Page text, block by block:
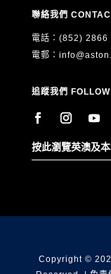
聯絡我們
電話：(852) 2866
電郵：
追蹤我們
按此瀏覽英澳及
Copyright ©